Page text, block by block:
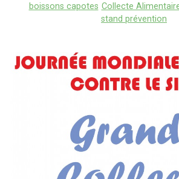
boissons capotes Collecte
stand prévention